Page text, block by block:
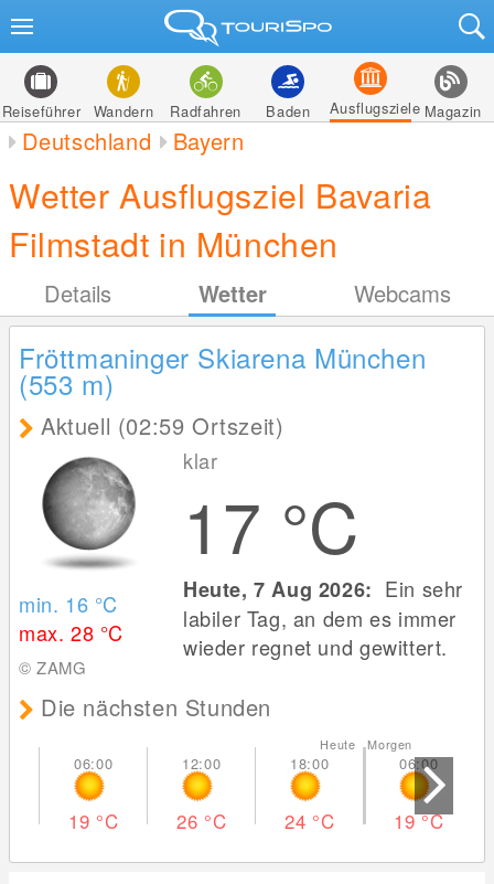
Reiseführer Wandern Radfahren Baden Ausflugsziele Magazin
Deutschland Bayern
Wetter Ausflugsziel Bavaria
Filmstadt in München
Details Wetter Webcams
Fröttmaninger Skiarena München
(553 m)
Aktuell (02:59 Ortszeit)
min. 16 °C
max. 28 °C
© ZAMG
klar
17 °C
Heute, 7 Aug 2026: Ein sehr
labiler Tag, an dem es immer
wieder regnet und gewittert.
Die nächsten Stunden
19 °C 26 °C 24 °C
Heute Morgen
19°C